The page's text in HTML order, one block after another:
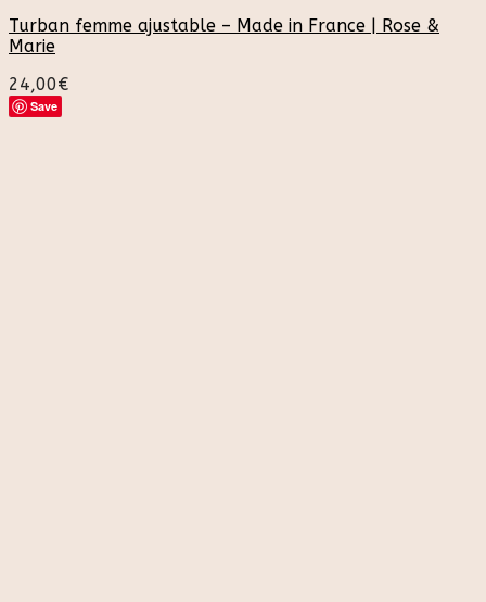
Turban femme ajustable – Made in France | Rose &
Marie
24,00€
Save